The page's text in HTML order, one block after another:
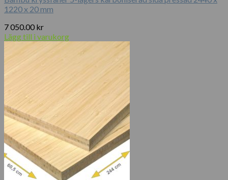
1220 x 20 mm
7 050.00 kr
Lägg till i varukorg